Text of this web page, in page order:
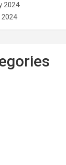
2024